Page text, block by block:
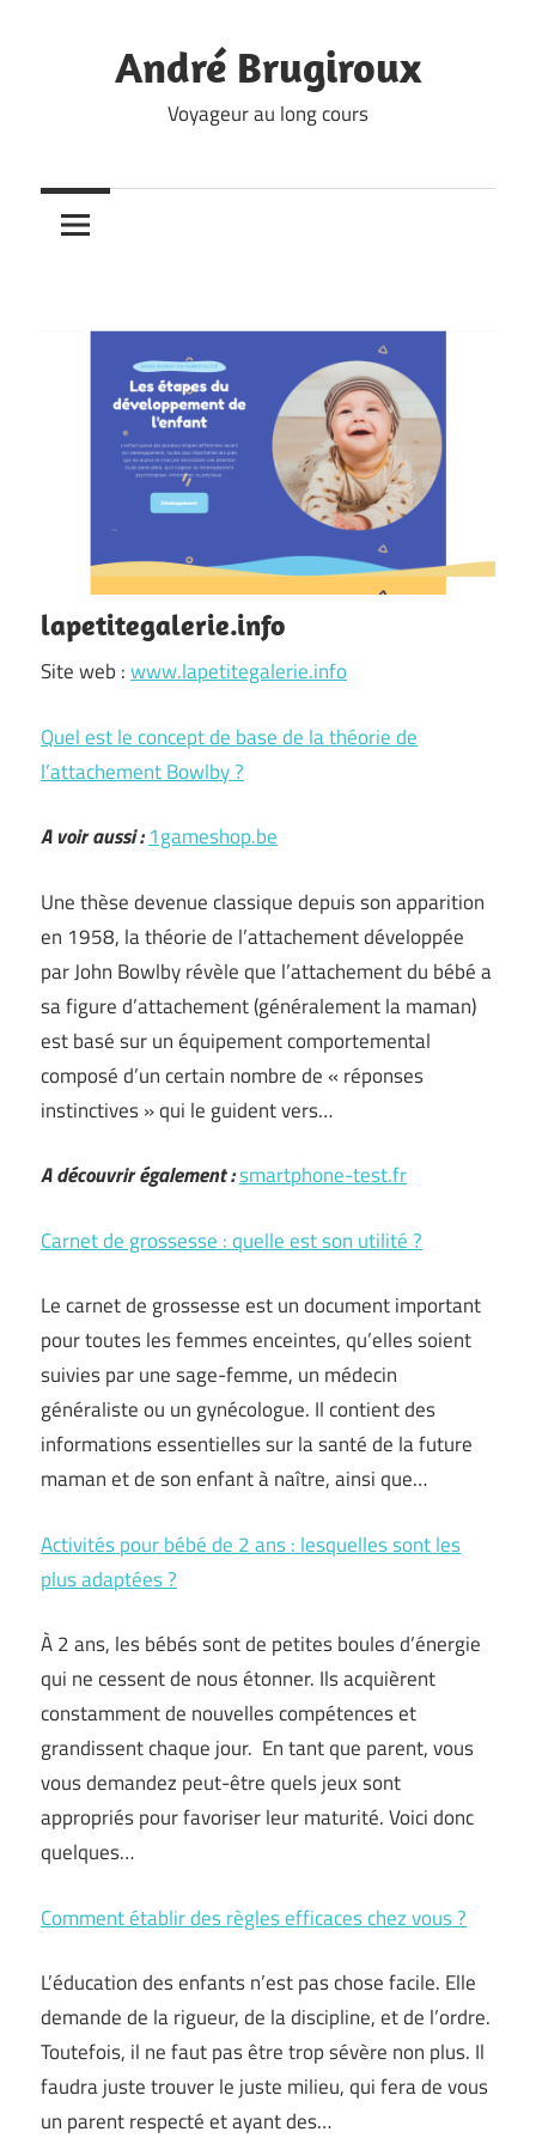
André Brugiroux
Voyageur au long cours
lapetitegalerie.info
Site web :www.lapetitegalerie.info
Quel est le concept de base de la théorie de
l’attachement Bowlby ?
A voir aussi : 1gameshop.be
Une thèse devenue classique depuis son apparition
en 1958, la théorie de l’attachement développée
par John Bowlby révèle que l’attachement du bébé a
sa figure d’attachement (généralement la maman)
est basé sur un équipement comportemental
composé d’un certain nombre de « réponses
instinctives » qui le guident vers…
A découvrir également :smartphone-test.fr
Carnet de grossesse : quelle est son utilité ?
Le carnet de grossesse est un document important
pour toutes les femmes enceintes, qu’elles soient
suivies par une sage-femme, un médecin
généraliste ou un gynécologue. Il contient des
informations essentielles sur la santé de la future
maman et de son enfant à naître, ainsi que…
Activités pour bébé de 2 ans : lesquelles sont les
plus adaptées ?
À 2 ans, les bébés sont de petites boules d’énergie
qui ne cessent de nous étonner. Ils acquièrent
constamment de nouvelles compétences et
grandissent chaque jour. En tant que parent, vous
vous demandez peut-être quels jeux sont
appropriés pour favoriser leur maturité. Voici donc
quelques…
Comment établir des règles efficaces chez vous ?
L’éducation des enfants n’est pas chose facile. Elle
demande de la rigueur, de la discipline, et de l’ordre.
Toutefois, il ne faut pas être trop sévère non plus. Il
faudra juste trouver le juste milieu, qui fera de vous
un parent respecté et ayant des…